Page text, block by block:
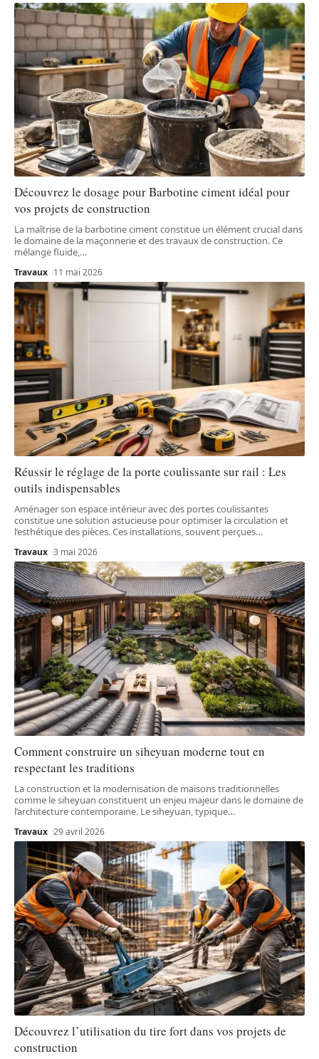
Découvrez le dosage pour Barbotine ciment idéal pour
vos projets de construction
La maîtrise de la barbotine ciment constitue un élément crucial dans
le domaine de la maçonnerie et des travaux de construction. Ce
mélange fluide,…
Travaux 11 mai 2026
Réussir le réglage de la porte coulissante sur rail : Les
outils indispensables
Aménager son espace intérieur avec des portes coulissantes
constitue une solution astucieuse pour optimiser la circulation et
l’esthétique des pièces. Ces installations, souvent perçues…
Travaux 3 mai 2026
Comment construire un siheyuan moderne tout en
respectant les traditions
La construction et la modernisation de maisons traditionnelles
comme le siheyuan constituent un enjeu majeur dans le domaine de
l’architecture contemporaine. Le siheyuan, typique…
Travaux 29 avril 2026
Découvrez l’utilisation du tire fort dans vos projets de
construction